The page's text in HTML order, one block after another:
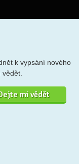
k vypsání nového
vědět.